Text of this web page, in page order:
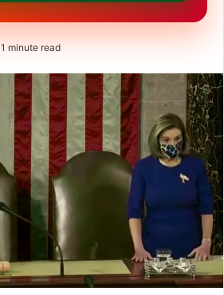
1 minute read